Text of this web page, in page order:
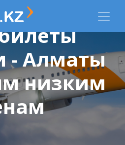
- Алматы
низким